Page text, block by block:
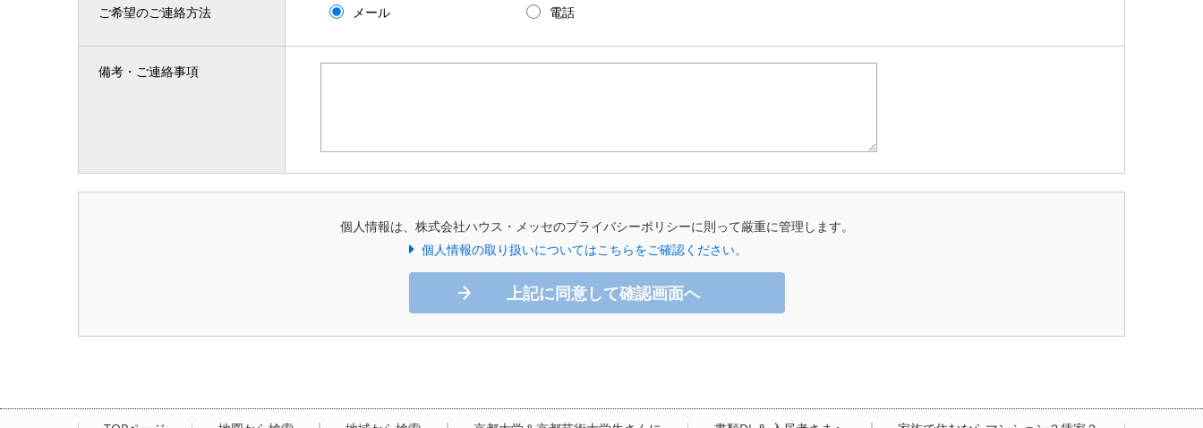
ご希望のご連絡方法 メール 電話
備考・ご連絡事項
個人情報は、株式会社ハウス・メッセのプライバシーポリシーに則って厳重に管理します。
個人情報の取り扱いについてはこちらをご確認ください。
上記に同意して確認画面へ